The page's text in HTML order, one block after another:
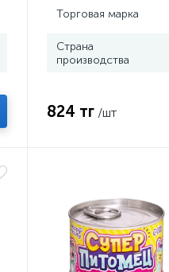
Торговая марка
Страна
производства
824 тг /шт